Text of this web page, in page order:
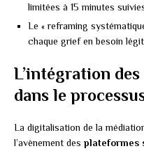
limitées à 15 minutes
Le « reframing
chaque grief en besoin
L’intégration
dans le
La digitalisation de la
l’avènement des plateformes